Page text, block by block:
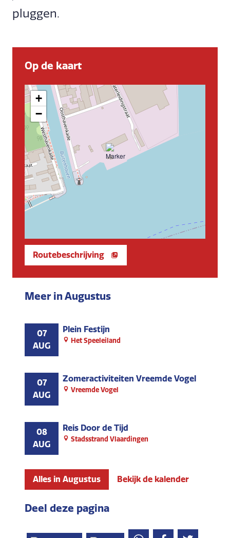
pluggen.
Op de kaart
+
−
Routebeschrijving
Meer in Augustus
07
AUG
Plein Festijn
Het Speeleiland
07
AUG
Zomeractiviteiten Vreemde Vogel
Vreemde Vogel
08
AUG
Reis Door de Tijd
Stadsstrand Vlaardingen
Alles in Augustus Bekijk de kalender
Deel deze pagina